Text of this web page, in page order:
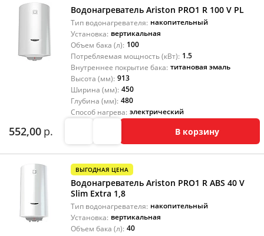
Водонагреватель Ariston PRO1 R 100 V PL
Тип водонагревателя: накопительный
Установка: вертикальная
Объем бака (л): 100
Потребляемая мощность (кВт): 1.5
Внутреннее покрытие бака: титановая эмаль
Высота (мм): 913
Ширина (мм): 450
Глубина (мм): 480
Способ нагрева: электрический
552,00 р. В корзину
ВЫГОДНАЯ ЦЕНА
Водонагреватель Ariston PRO1 R ABS 40 V
Slim Extra 1,8
Тип водонагревателя: накопительный
Установка: вертикальная
Объем бака (л): 40